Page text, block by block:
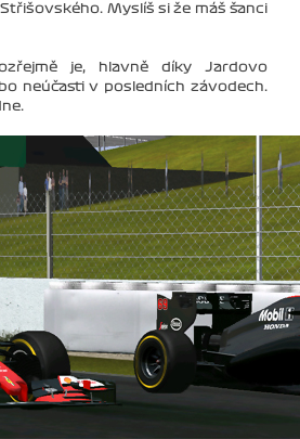
Myslíš si že máš šanci
je, hlavně díky Jardovo
neúčasti v posledních závodech.